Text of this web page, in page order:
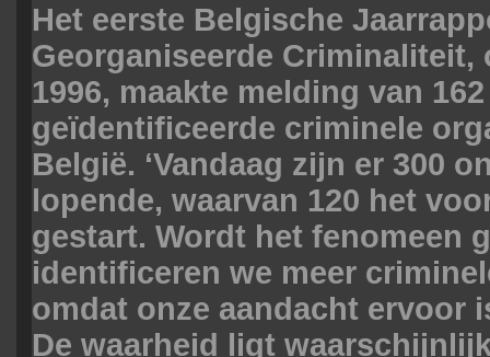
Het eerste Belgische
Georganiseerde Criminaliteit,
1996, maakte melding van 162
geïdentificeerde criminele
België. ‘Vandaag zijn er 300
lopende, waarvan 120 het
gestart. Wordt het fenomeen
identificeren we meer
omdat onze aandacht ervoor
De waarheid ligt